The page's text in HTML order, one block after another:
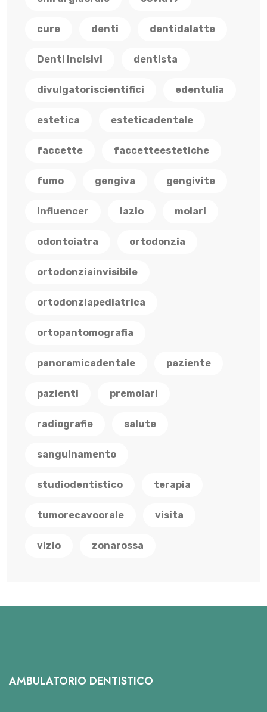
cure denti dentidalatte
Denti incisivi dentista
divulgatoriscientifici edentulia
estetica esteticadentale
faccette faccetteestetiche
fumo gengiva gengivite
influencer lazio molari
odontoiatra ortodonzia
ortodonziainvisibile
ortodonziapediatrica
ortopantomografia
panoramicadentale paziente
pazienti premolari
radiografie salute
sanguinamento
studiodentistico terapia
tumorecavoorale visita
vizio zonarossa
AMBULATORIO DENTISTICO